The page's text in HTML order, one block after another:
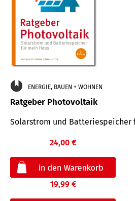
ENERGIE, BAUEN + WOHNEN
Ratgeber Photovoltaik
Solarstrom und Batteriespeicher
24,00 €
19,99 €